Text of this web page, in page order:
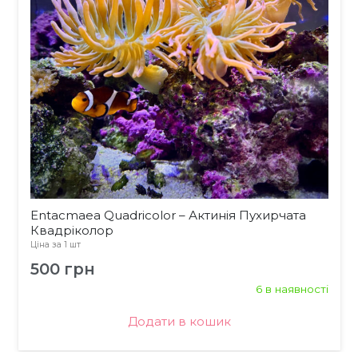
Entacmaea Quadricolor – Актинія Пухирчата
Квадріколор
Ціна за 1 шт
500 грн
6 в наявності
Додати в кошик